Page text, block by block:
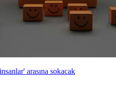
arasına sokacak